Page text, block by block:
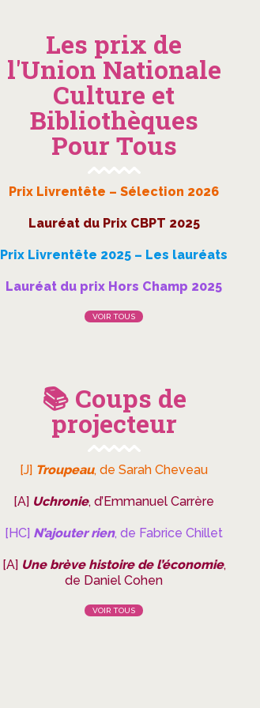
Les prix de
l'Union Nationale
Culture et
Bibliothèques
Pour Tous
Prix Livrentête – Sélection 2026
Lauréat du Prix CBPT 2025
Prix Livrentête 2025 – Les lauréats
Lauréat du prix Hors Champ 2025
VOIR TOUS
📚 Coups de
projecteur
[J] Troupeau, de Sarah Cheveau
[A] Uchronie, d’Emmanuel Carrère
[HC] N’ajouter rien, de Fabrice Chillet
[A] Une brève histoire de l’économie,
de Daniel Cohen
VOIR TOUS